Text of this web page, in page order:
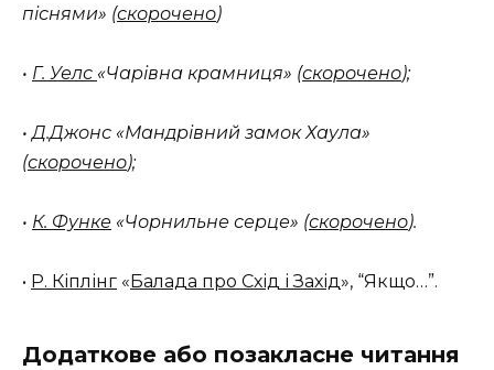
піснями» (скорочено)
• Г. Уелс «Чарівна крамниця» (скорочено);
• Д.Джонс «Мандрівний замок Хаула»
(скорочено);
• К. Функе «Чорнильне серце» (скорочено).
• Р. Кіплінг « Балада про Схід і Захід», “Якщо…”.
Додаткове або позакласне читання